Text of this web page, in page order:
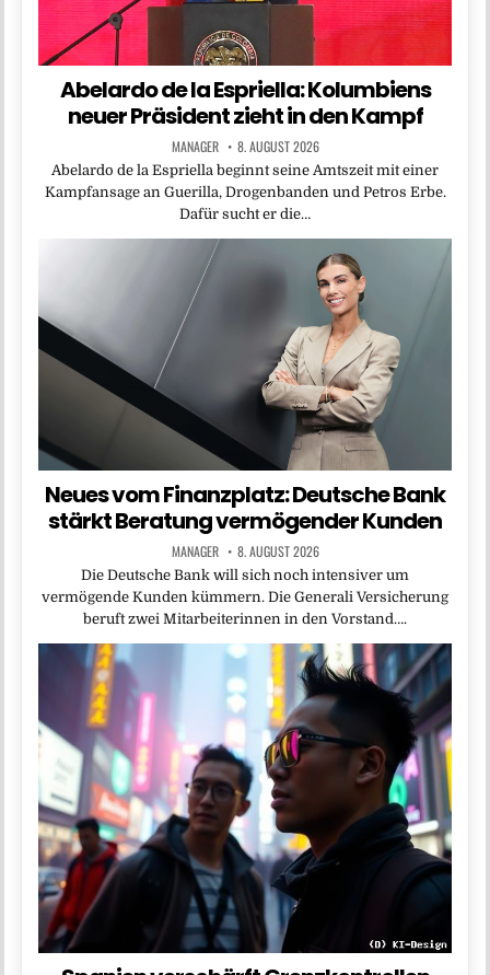
Abelardo de la Espriella: Kolumbiens
neuer Präsident zieht in den Kampf
MANAGER 8. AUGUST 2026
Abelardo de la Espriella beginnt seine Amtszeit mit einer
Kampfansage an Guerilla, Drogenbanden und Petros Erbe.
Dafür sucht er die…
Neues vom Finanzplatz: Deutsche Bank
stärkt Beratung vermögender Kunden
MANAGER 8. AUGUST 2026
Die Deutsche Bank will sich noch intensiver um
vermögende Kunden kümmern. Die Generali Versicherung
beruft zwei Mitarbeiterinnen in den Vorstand….